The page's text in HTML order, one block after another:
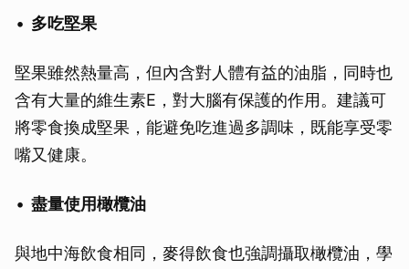
多吃堅果
堅果雖然熱量高，但內含對人體有益的油脂，同時也
含有大量的維生素E，對大腦有保護的作用。建議可
將零食換成堅果，能避免吃進過多調味，既能享受零
嘴又健康。
盡量使用橄欖油
與地中海飲食相同，麥得飲食也強調攝取橄欖油，學